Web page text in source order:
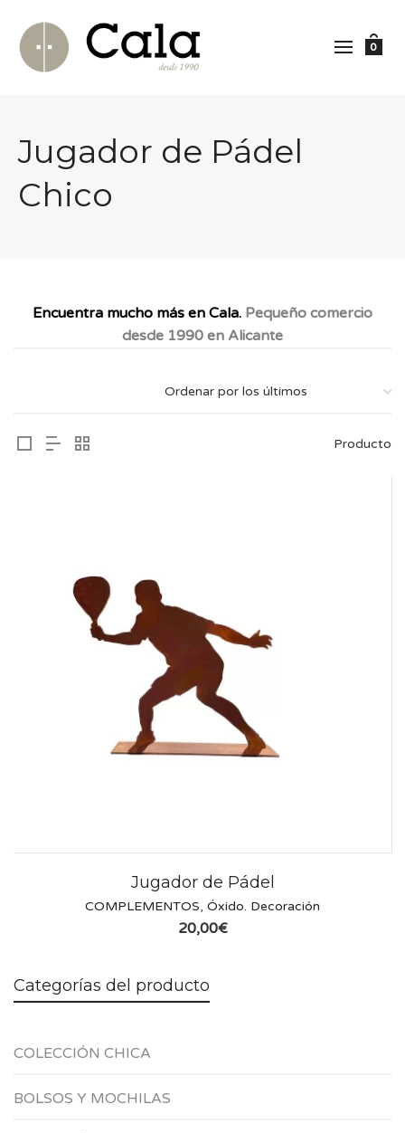
0
Jugador de Pádel
Chico
Encuentra mucho más en Cala. Pequeño comercio
desde 1990 en Alicante
Producto
Jugador de Pádel
COMPLEMENTOS, Óxido. Decoración
20,00€
Categorías del producto
COLECCIÓN CHICA
BOLSOS Y MOCHILAS